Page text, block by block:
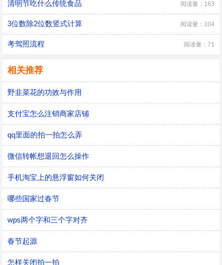
清明节吃什么传统食品 阅读量：163
3位数除2位数竖式计算 阅读量：104
考驾照流程 阅读量：71
相关推荐
野韭菜花的功效与作用
支付宝怎么注销商家店铺
qq里面的拍一拍怎么弄
微信转帐想退回怎么操作
手机淘宝上的悬浮窗如何关闭
哪些国家过春节
wps两个字和三个字对齐
春节起源
怎样关闭拍一拍